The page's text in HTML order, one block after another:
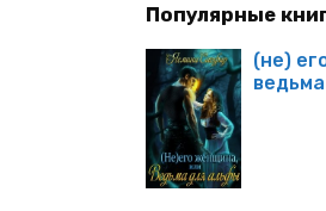
Популярные
(не)